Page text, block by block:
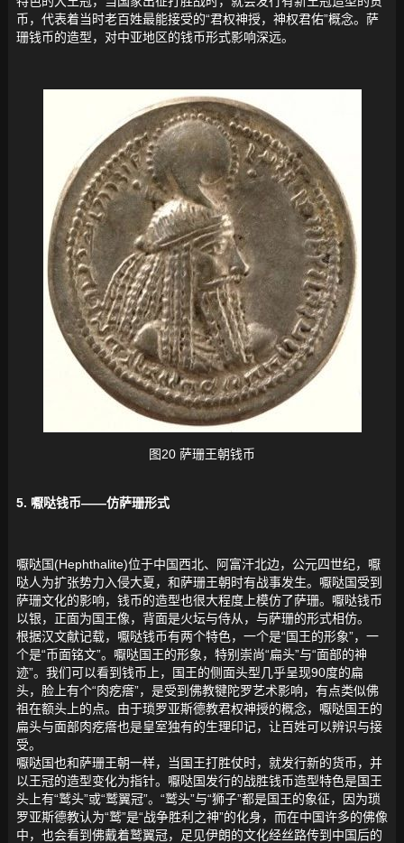
币，代表着当时老百姓最能接受的“君权神授，神权君佑”概念。萨
珊钱币的造型，对中亚地区的钱币形式影响深远。
图20 萨珊王朝钱币
5. 嚈哒钱币——仿萨珊形式
嚈哒国(Hephthalite)位于中国西北、阿富汗北边，公元四世纪，嚈
哒人为扩张势力入侵大夏，和萨珊王朝时有战事发生。嚈哒国受到
萨珊文化的影响，钱币的造型也很大程度上模仿了萨珊。嚈哒钱币
以银，正面为国王像，背面是火坛与侍从，与萨珊的形式相仿。
根据汉文献记载，嚈哒钱币有两个特色，一个是“国王的形象”，一
个是“币面铭文”。嚈哒国王的形象，特别崇尚“扁头”与“面部的神
迹”。我们可以看到钱币上，国王的侧面头型几乎呈现90度的扁
头，脸上有个“肉疙瘩”，是受到佛教犍陀罗艺术影响，有点类似佛
祖在额头上的点。由于琐罗亚斯德教君权神授的概念，嚈哒国王的
扁头与面部肉疙瘩也是皇室独有的生理印记，让百姓可以辨识与接
受。
嚈哒国也和萨珊王朝一样，当国王打胜仗时，就发行新的货币，并
以王冠的造型变化为指针。嚈哒国发行的战胜钱币造型特色是国王
头上有“鹫头”或“鹫翼冠”。“鹫头”与“狮子”都是国王的象征，因为琐
罗亚斯德教认为“鹫”是“战争胜利之神”的化身，而在中国许多的佛像
中，也会看到佛戴着鹫翼冠，足见伊朗的文化经丝路传到中国后的